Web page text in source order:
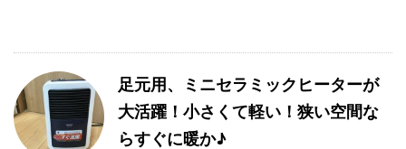
足元用、ミニセラミックヒーターが
大活躍！小さくて軽い！狭い空間な
らすぐに暖か♪